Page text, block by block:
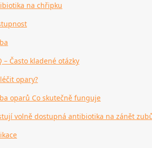
na chřipku
– Často kladené otázky
léčit opary?
oparů Co skutečně funguje
volně dostupná antibiotika na zánět